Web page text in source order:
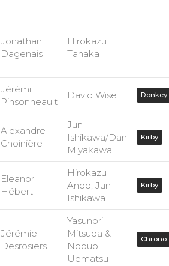
Jonathan
Dagenais
Hirokazu
Tanaka
Jérémi
Pinsonneault
David Wise Donkey
Alexandre
Choinière
Jun
Ishikawa/Dan
Miyakawa
Kirby
Eleanor
Hébert
Hirokazu
Ando, Jun
Ishikawa
Kirby
Jérémie
Desrosiers
Yasunori
Mitsuda &
Nobuo
Uematsu
Chrono